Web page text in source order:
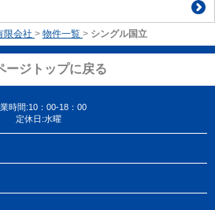
限会社 > 物件一覧 > シングル国立
ージトップに戻る
時間:10：00-18：00
定休日:水曜